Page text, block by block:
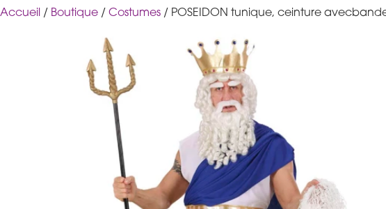
Accueil / Boutique / Costumes / POSEIDON tunique, ceinture